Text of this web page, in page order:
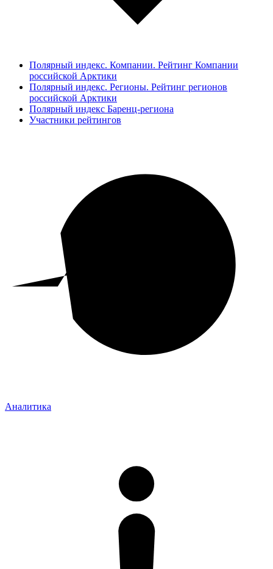
Полярный индекс. Компании. Рейтинг Компании
российской Арктики
Полярный индекс. Регионы. Рейтинг регионов
российской Арктики
Полярный индекс Баренц-региона
Участники рейтингов
Аналитика